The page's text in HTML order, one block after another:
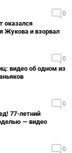
0
оказался
Жукова и взорвал
0
видео об одном из
0
77-летний
— видео
0